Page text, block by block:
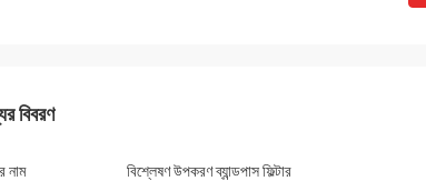
বিবরণ
নাম বিশ্লেষণ উপকরণ ব্যান্ডপাস ফিল্টার